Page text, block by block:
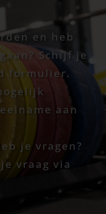
en heb
Schijf je
formulier.
aan
je vragen?
vraag via